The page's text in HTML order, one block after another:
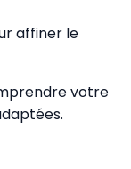
affiner le
votre